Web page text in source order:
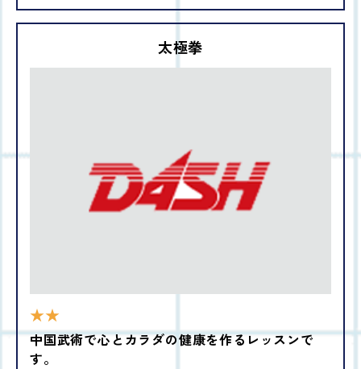
太極拳
★★
中国武術で心とカラダの健康を作るレッスンで
す。